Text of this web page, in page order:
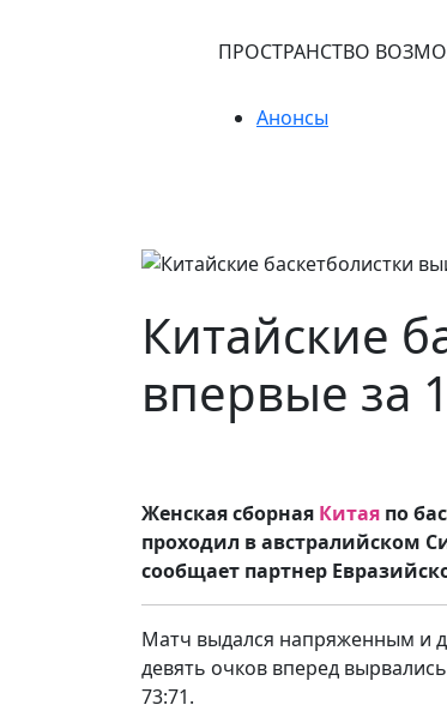
ПРОСТРАНСТВО
Анонсы
Китайские
впервые за
Женская сборная Китая по
проходил в австралийском
сообщает партнер
Матч выдался напряженным и
девять очков вперед
73:71.